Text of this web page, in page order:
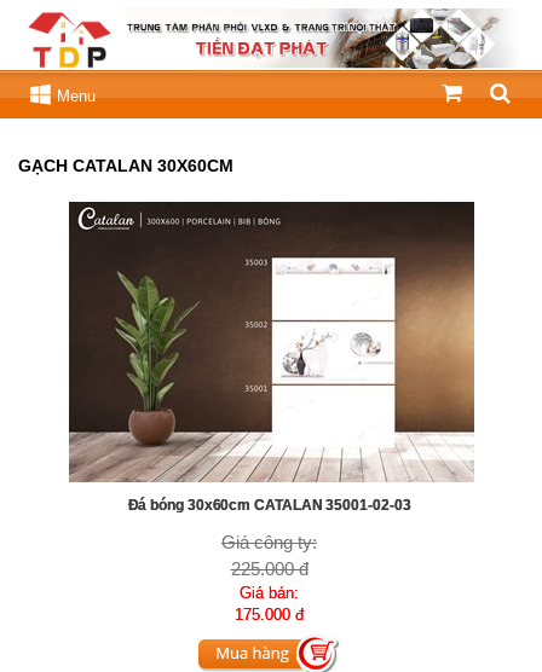
GẠCH CATALAN 30X60CM
Đá bóng 30x60cm CATALAN 35001-02-03
Giá công ty:
225.000 đ
Giá bán:
175.000 đ
Menu